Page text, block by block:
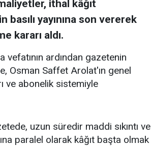
ithal kâğıt
yayınına son vererek
kararı aldı.
ardından gazetenin
Osman Saffet Arolat'ın genel
ve abonelik sistemiyle
uzun süredir maddi sıkıntı ve
paralel olarak kâğıt başta olmak